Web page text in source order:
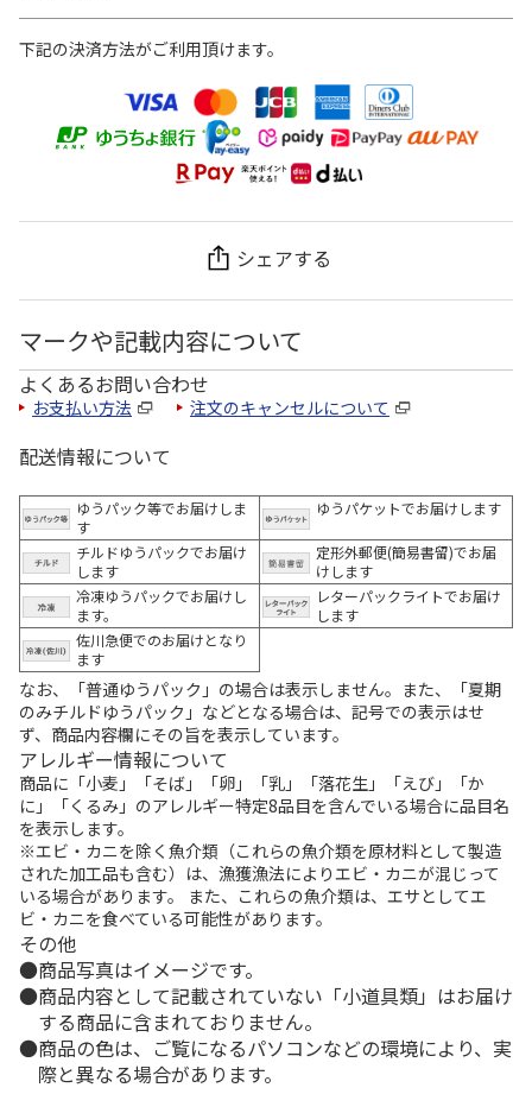
下記の決済方法がご利用頂けます。
シェアする
マークや記載内容について
よくあるお問い合わせ
お支払い方法 注文のキャンセルについて
配送情報について
ゆうパック等でお届けしま
す
ゆうパケットでお届けします
チルドゆうパックでお届け
します
定形外郵便(簡易書留)でお届
けします
冷凍ゆうパックでお届けし
ます。
レターパックライトでお届け
します
佐川急便でのお届けとなり
ます
なお、「普通ゆうパック」の場合は表示しません。また、「夏期
のみチルドゆうパック」などとなる場合は、記号での表示はせ
ず、商品内容欄にその旨を表示しています。
アレルギー情報について
商品に「小麦」「そば」「卵」「乳」「落花生」「えび」「か
に」「くるみ」のアレルギー特定8品目を含んでいる場合に品目名
を表示します。
※エビ・カニを除く魚介類（これらの魚介類を原材料として製造
された加工品も含む）は、漁獲漁法によりエビ・カニが混じって
いる場合があります。 また、これらの魚介類は、エサとしてエ
ビ・カニを食べている可能性があります。
その他
商品写真はイメージです。
商品内容として記載されていない「小道具類」はお届け
する商品に含まれておりません。
商品の色は、ご覧になるパソコンなどの環境により、実
際と異なる場合があります。